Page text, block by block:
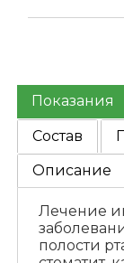
Показания
Состав
Описание
Лечение
полости